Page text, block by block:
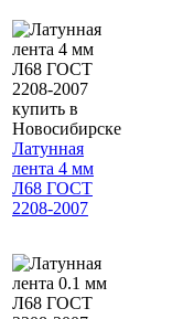
Латунная
лента 4 мм
Л68 ГОСТ
2208-2007